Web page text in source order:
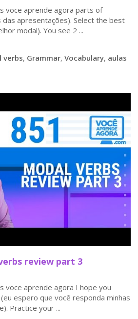
voce aprende agora parts of
apresentações). Select the best
modal). You see 2 ...
verbs, Grammar, Vocabulary, aulas
review part 3
voce aprende agora I hope you
espero que você responda minhas
Practice your ...